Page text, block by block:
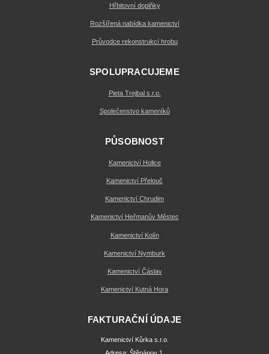
Hřbitovní doplňky
Rozšířená nabídka kamenictví
Průvodce rekonstrukcí hrobu
SPOLUPRACUJEME
Pieta Trejbal s.r.o.
Společenstvo kameníků
PŮSOBNOST
Kamenictví Holice
Kamenictví Přelouč
Kamenictví Chrudim
Kamenictví Heřmanův Městec
Kamenictví Kolín
Kamenictví Nymburk
Kamenictví Čáslav
Kamenictví Kutná Hora
FAKTURAČNÍ ÚDAJE
Kamenictví Kůrka s.r.o.